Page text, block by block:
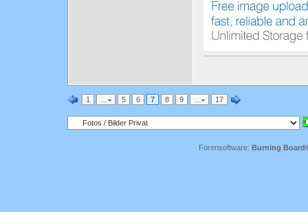
1 5 6 7 8 9 17
Forensoftware: Burning